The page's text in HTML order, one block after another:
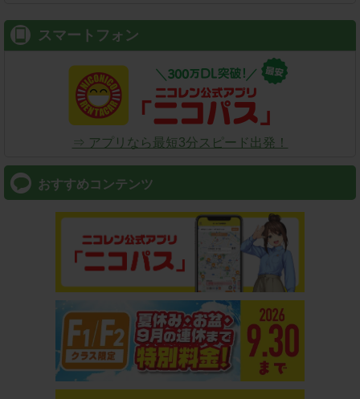
スマートフォン
⇒ アプリなら最短3分スピード出発！
おすすめコンテンツ